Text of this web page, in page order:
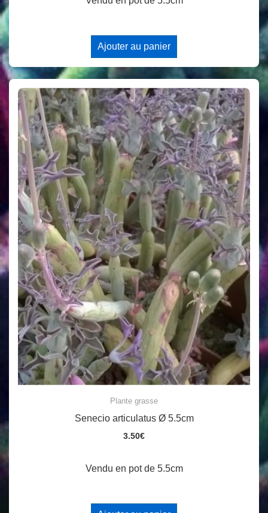
Ajouter au panier
Plante grasse
Senecio articulatus Ø 5.5cm
3.50€
Vendu en pot de 5.5cm